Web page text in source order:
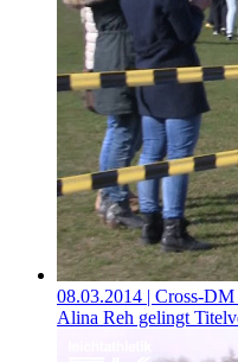
08.03.2014 | Cross-
Alina Reh gelingt